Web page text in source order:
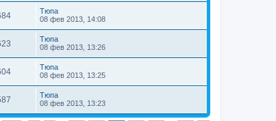
Тюпа
08 фев 2013, 14:08
Тюпа
08 фев 2013, 13:26
Тюпа
08 фев 2013, 13:25
Тюпа
08 фев 2013, 13:23